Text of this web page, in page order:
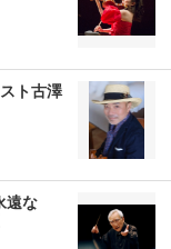
ト古澤
遠な